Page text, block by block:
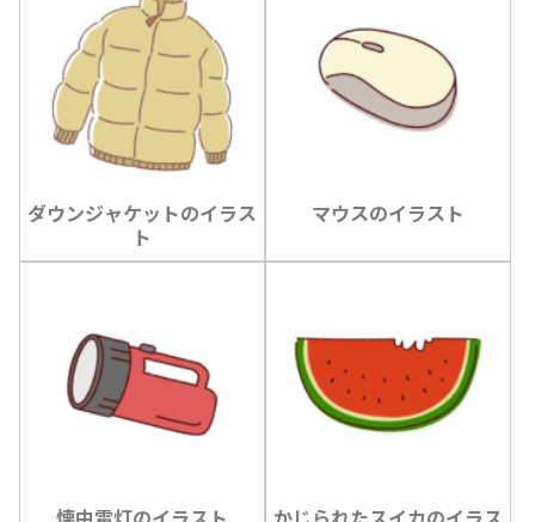
ダウンジャケットのイラス
ト
マウスのイラスト